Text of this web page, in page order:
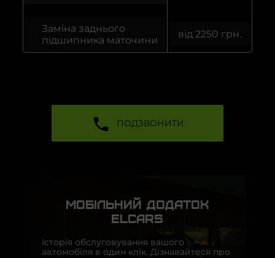
Заміна заднього
підшипника маточини
від 2250 грн.
ПОДЗВОНИТИ
МОБІЛЬНИЙ ДОДАТОК
ELCARS
Історія обслуговування вашого
автомобіля в один клік. Дізнавайтеся про